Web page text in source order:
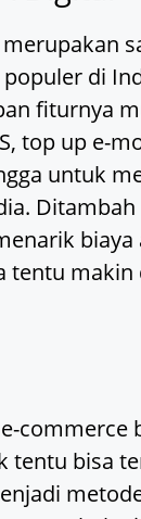
di
fiturnya
top up e-
untuk
Ditambah
tentu makin
commerce
tentu bisa